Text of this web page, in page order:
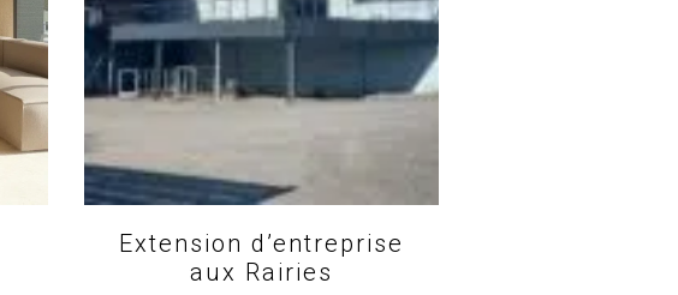
Extension d’entreprise
aux Rairies